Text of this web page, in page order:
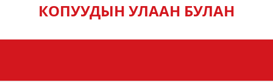
КОПУУДЫН УЛААН БУЛАН